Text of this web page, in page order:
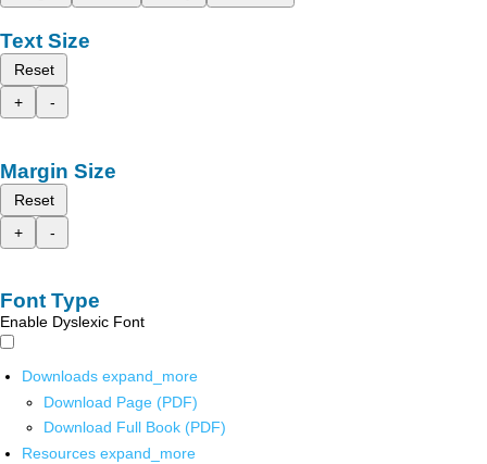
Text Size
Reset
+
-
Margin Size
Reset
+
-
Font Type
Enable Dyslexic Font
Downloads expand_more
Download Page (PDF)
Download Full Book (PDF)
Resources expand_more